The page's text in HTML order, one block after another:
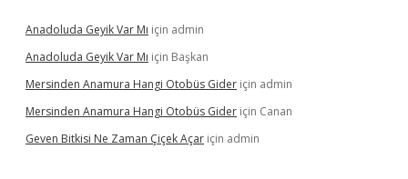
Anadoluda Geyik Var Mı için admin
Anadoluda Geyik Var Mı için Başkan
Mersinden Anamura Hangi Otobüs Gider için admin
Mersinden Anamura Hangi Otobüs Gider için Canan
Geven Bitkisi Ne Zaman Çiçek Açar için admin